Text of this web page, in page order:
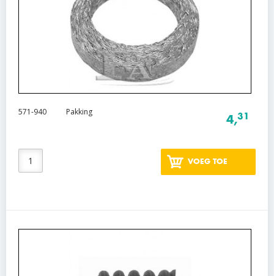
571-940 Pakking
4,31
VOEG TOE